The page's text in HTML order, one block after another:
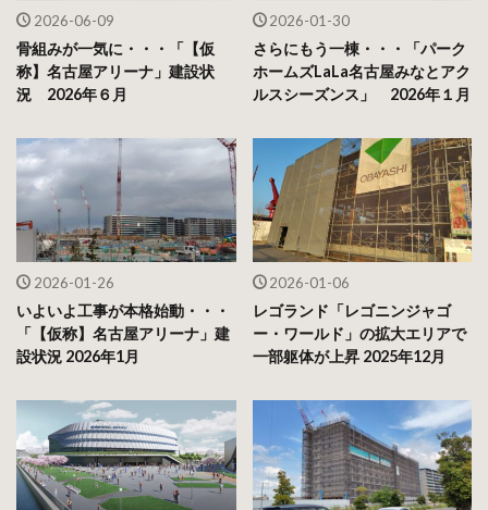
2026-06-09
骨組みが一気に・・・「【仮
称】名古屋アリーナ」建設状
況 2026年６月
2026-01-30
さらにもう一棟・・・「パーク
ホームズLaLa名古屋みなとアク
ルスシーズンス」 2026年１月
2026-01-26
いよいよ工事が本格始動・・・
「【仮称】名古屋アリーナ」建
設状況 2026年1月
2026-01-06
レゴランド「レゴニンジャゴ
ー・ワールド」の拡大エリアで
一部躯体が上昇 2025年12月